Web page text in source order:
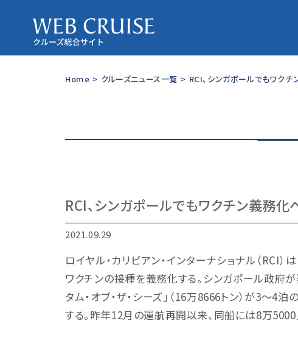
Home > クルーズニュース一覧 > RCI、シンガポールでもワクチ
RCI、シンガポールでもワクチン義務化
2021.09.29
ロイヤル・カリビアン・インターナショナル（RCI
ワクチンの接種を義務化する。シンガポール政府
タム・オブ・ザ・シーズ」（16万8666トン）が3～
する。昨年12月の運航再開以来、同船には8万